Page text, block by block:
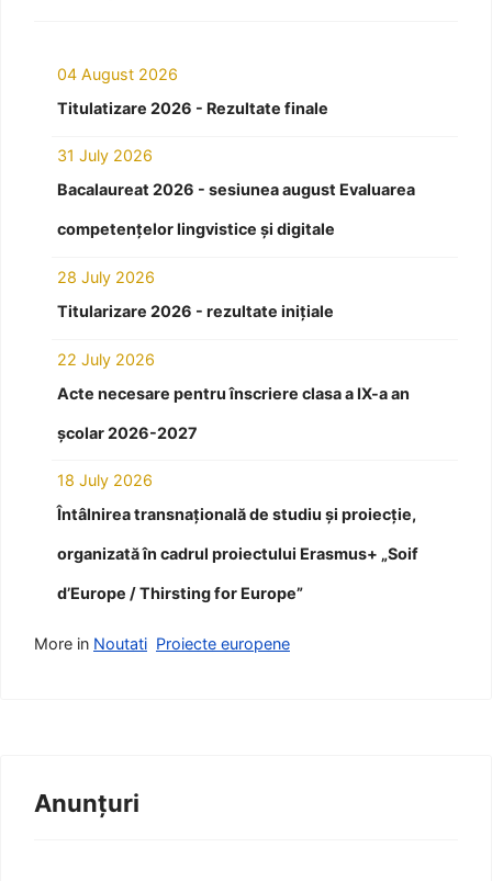
04 August 2026
Titulatizare 2026 - Rezultate finale
31 July 2026
Bacalaureat 2026 - sesiunea august Evaluarea
competențelor lingvistice și digitale
28 July 2026
Titularizare 2026 - rezultate inițiale
22 July 2026
Acte necesare pentru înscriere clasa a IX-a an
școlar 2026-2027
18 July 2026
Întâlnirea transnațională de studiu și proiecție,
organizată în cadrul proiectului Erasmus+ „Soif
d’Europe / Thirsting for Europe”
More in Noutati Proiecte europene
Anunțuri